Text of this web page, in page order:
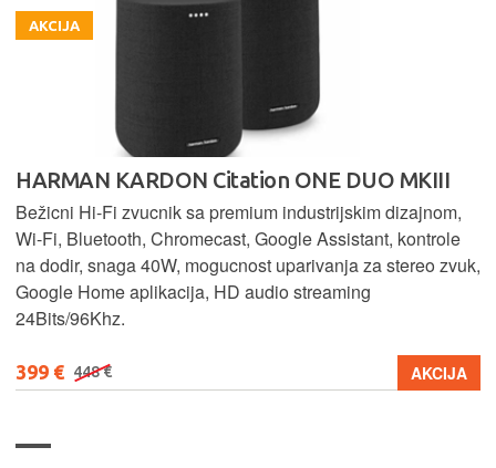
AKCIJA
HARMAN KARDON Citation ONE DUO MKIII
Bežicni Hi-Fi zvucnik sa premium industrijskim dizajnom,
Wi-Fi, Bluetooth, Chromecast, Google Assistant, kontrole
na dodir, snaga 40W, mogucnost uparivanja za stereo zvuk,
Google Home aplikacija, HD audio streaming
24Bits/96Khz.
399 € 448 € AKCIJA